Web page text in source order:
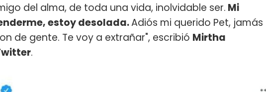
del alma, de toda una vida, inolvidable ser. Mi
estoy desolada.Adiós mi querido Pet, jamás
de gente. Te voy a extrañar", escribió Mirtha
.